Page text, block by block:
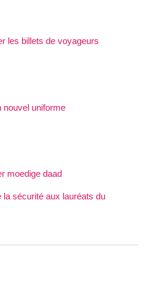
les billets de voyageurs
nouvel uniforme
moedige daad
sécurité aux lauréats du